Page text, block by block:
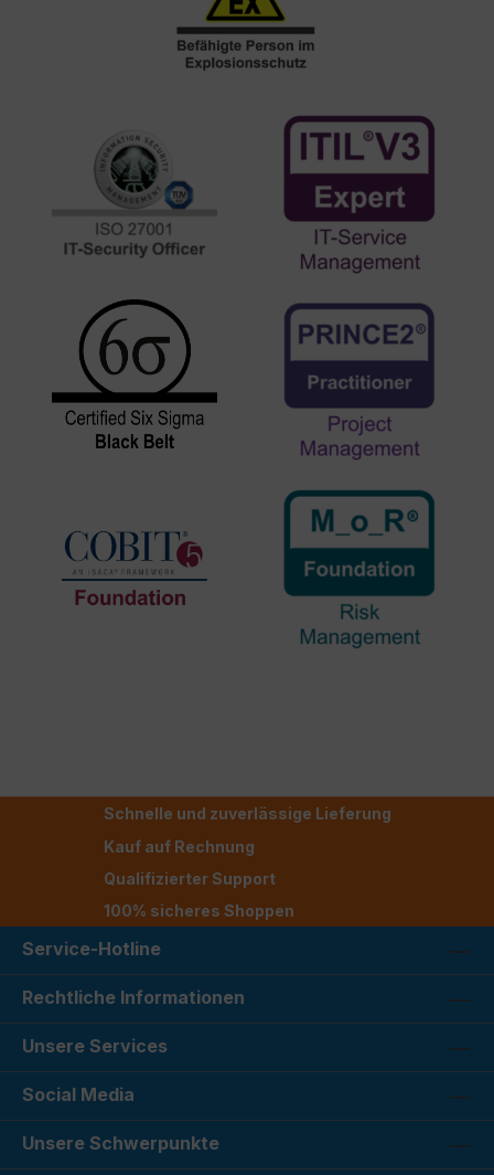
Schnelle und zuverlässige Lieferung
Kauf auf Rechnung
Qualifizierter Support
100% sicheres Shoppen
Service-Hotline
Rechtliche Informationen
Unsere Services
Social Media
Unsere Schwerpunkte